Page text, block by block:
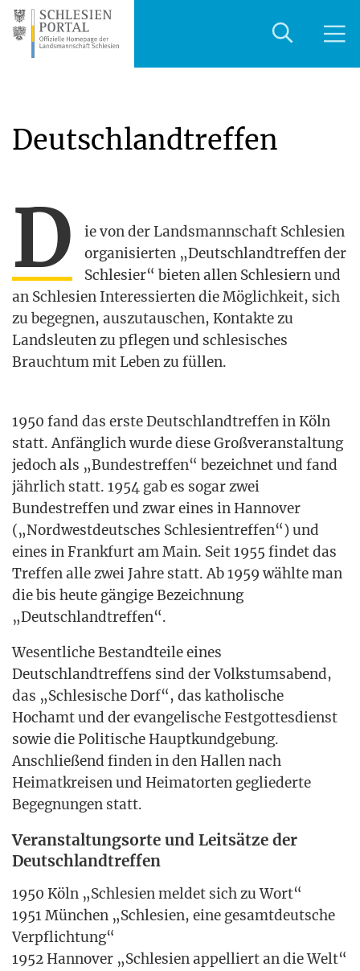
Deutschlandtreffen
D
ie von der Lands­mann­schaft Schle­si­en
orga­ni­sier­ten „Deutsch­land­tref­fen der
Schle­si­er“ bie­ten allen Schle­si­ern und
an Schle­si­en Inter­es­sier­ten die Mög­lich­keit, sich
zu begeg­nen, aus­zu­tau­schen, Kon­tak­te zu
Lands­leu­ten zu pfle­gen und schle­si­sches
Brauch­tum mit Leben zu füllen.
1950 fand das ers­te Deutsch­land­tref­fen in Köln
statt. Anfäng­lich wur­de die­se Groß­ver­an­stal­tung
jedoch als „Bun­des­tref­fen“ bezeich­net und fand
jähr­lich statt. 1954 gab es sogar zwei
Bun­des­tref­fen und zwar eines in Han­no­ver
(„Nord­west­deut­sches Schle­si­en­tref­fen“) und
eines in Frank­furt am Main. Seit 1955 fin­det das
Tref­fen alle zwei Jah­re statt. Ab 1959 wähl­te man
die bis heu­te gän­gi­ge Bezeich­nung
„Deutsch­land­tref­fen“.
Wesent­li­che Bestand­tei­le eines
Deutsch­land­tref­fens sind der Volks­tums­abend,
das „Schle­si­sche Dorf“, das katho­li­sche
Hoch­amt und der evan­ge­li­sche Fest­got­tes­dienst
sowie die Poli­ti­sche Haupt­kund­ge­bung.
Anschlie­ßend fin­den in den Hal­len nach
Hei­mat­krei­sen und Hei­mat­or­ten geglie­der­te
Begeg­nun­gen statt.
Veranstaltungsorte und Leitsätze der
Deutschlandtreffen
1950 Köln „Schle­si­en mel­det sich zu Wort“
1951 Mün­chen „Schle­si­en, eine gesamt­deut­sche
Ver­pflich­tung“
1952 Han­no­ver „Schle­si­en appel­liert an die Welt“